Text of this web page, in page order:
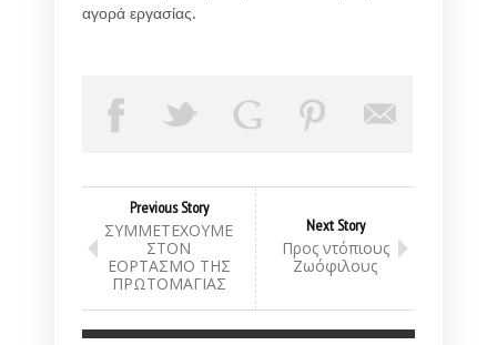
αγορά εργασίας.
Previous Story
ΣΥΜΜΕΤΕΧΟΥΜΕ
ΣΤΟΝ
ΕΟΡΤΑΣΜΟ ΤΗΣ
ΠΡΩΤΟΜΑΓΙΑΣ
Next Story
Προς ντόπιους
Ζωόφιλους